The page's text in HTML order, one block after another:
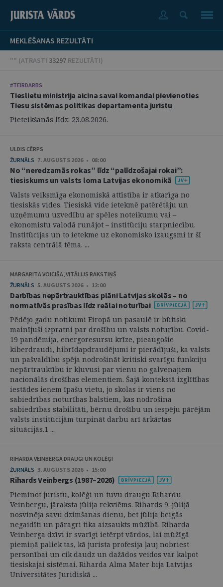
MEKLĒŠANAS REZULTĀTI
"" (ATRASTI 33297 REZULTĀTI)
#TEIRDARBS
Tieslietu ministrija aicina savai komandai pievienoties
Tiesu sistēmas politikas departamenta juristu
Pieteikšanās līdz: 23.08.2026.
ULDIS CĒRPS
ŽURNĀLS 7. AUGUSTS 2026 • 08:00
No “neredzamās rokas” līdz “palīdzošajai rokai”:
tiesiskums un valsts loma Latvijas ekonomikā
Valsts veiksmīga ekonomiskā attīstība ir atkarīga no
tiesiskās vides. Tiesiskā vide ietekmē patērētāju un
uzņēmumu uzvedību ar spēles noteikumu vai –
ekonomistu valodā runājot – institūciju starpniecību.
Institūcijas un to ietekme uz ekonomisko izaugsmi ir šī
raksta centrālā tēma. ...
MARGARITA VOICIŠA, VITĀLIJS RAKSTIŅŠ
ŽURNĀLS 5. AUGUSTS 2026 • 12:00
Darbības nepārtrauktības plāni Latvijas skolās – no
normatīvās prasības līdz reālai noturībai
Pēdējo gadu notikumi Eiropā un pasaulē ir būtiski
mainījuši izpratni par drošību un valsts noturību. Covid-
19 pandēmija, energoresursu krīze, pieaugošie
kiberdraudi, hibrīdapdraudējumi ir pierādījuši, ka valsts
un pašvaldību spēja nodrošināt kritiski svarīgu funkciju
nepārtrauktību ir kļuvusi par vienu no galvenajiem
nacionālās drošības elementiem. Šajā kontekstā izglītības
iestādes ieņem īpašu vietu, jo skolas ir viens no
sabiedrības noturības balstiem, kas nodrošina
sabiedrības stabilitāti, bērnu drošību un iespēju pārējām
valsts institūcijām turpināt darbu arī ārkārtas
situācijās.1 ...
RIHARDA VEINBERGA DRAUGI UN KOLĒĢI
ŽURNĀLS 3. AUGUSTS 2026 • 15:00
Rihards Veinbergs (1987–2026)
Pieminot juristu, kolēģi un tuvu draugu Rihardu
Veinbergu, jāraksta jūlija rekviēms. Rihards 9. jūlijā
nosvinēja savu dzimšanas dienu, bet jūlija beigās
negaidīti un pāragri tika aizsaukts mūžībā. Riharda
Veinberga dzīvi ir svarīgi ietērpt vārdos, lai mūžīgā
piemiņā paliek tas, kā jurista profesija ļauj nobriest
personībai un cik daudz un dažādos veidos var kalpot
tiesiskajai sistēmai. Riharda Alma Mater bija Latvijas
Universitātes Juridiskā ...